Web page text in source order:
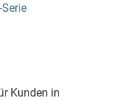
Kunden in